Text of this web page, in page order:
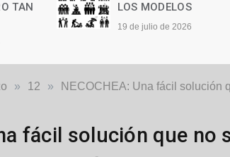
TAN
LOS MODELOS
19 de julio de 2026
» 12 » NECOCHEA: Una fácil solución
fácil solución que no